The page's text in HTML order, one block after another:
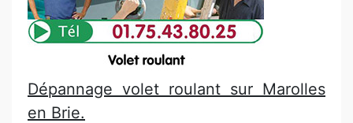
Dépannage volet roulant sur Marolles
en Brie.